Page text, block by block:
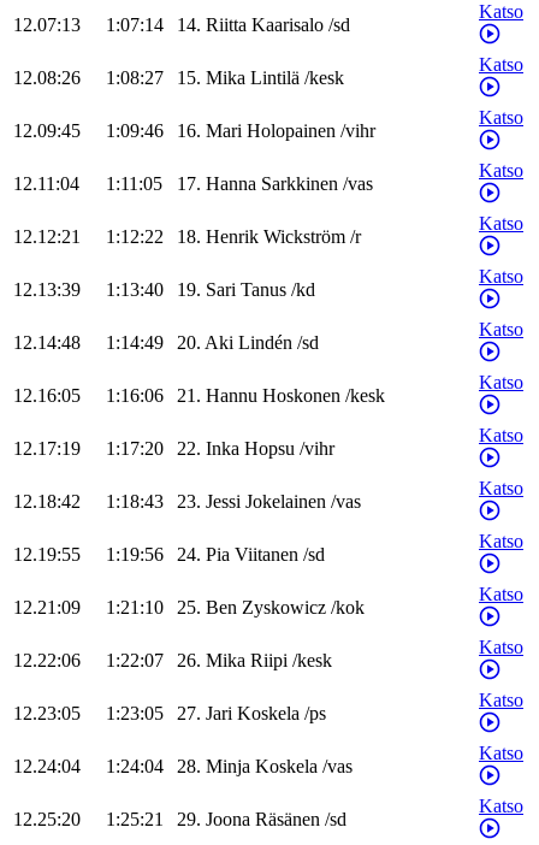
12.07:13 1:07:14 14. Riitta Kaarisalo /sd
Katso
12.08:26 1:08:27 15. Mika Lintilä /kesk
Katso
12.09:45 1:09:46 16. Mari Holopainen /vihr
Katso
12.11:04 1:11:05 17. Hanna Sarkkinen /vas
Katso
12.12:21 1:12:22 18. Henrik Wickström /r
Katso
12.13:39 1:13:40 19. Sari Tanus /kd
Katso
12.14:48 1:14:49 20. Aki Lindén /sd
Katso
12.16:05 1:16:06 21. Hannu Hoskonen /kesk
Katso
12.17:19 1:17:20 22. Inka Hopsu /vihr
Katso
12.18:42 1:18:43 23. Jessi Jokelainen /vas
Katso
12.19:55 1:19:56 24. Pia Viitanen /sd
Katso
12.21:09 1:21:10 25. Ben Zyskowicz /kok
Katso
12.22:06 1:22:07 26. Mika Riipi /kesk
Katso
12.23:05 1:23:05 27. Jari Koskela /ps
Katso
12.24:04 1:24:04 28. Minja Koskela /vas
Katso
12.25:20 1:25:21 29. Joona Räsänen /sd
Katso